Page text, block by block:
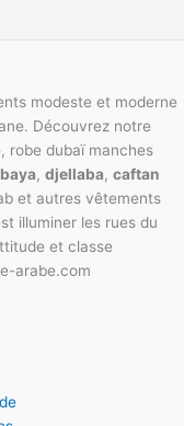
modeste et moderne
Découvrez notre
robe dubaï manches
, djellaba, caftan
et autres vêtements
illuminer les rues du
et classe
arabe.com